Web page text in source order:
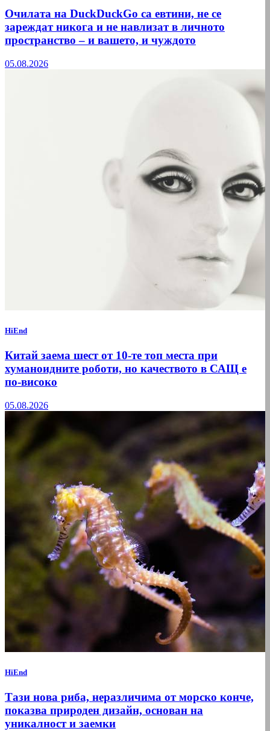
Очилата на DuckDuckGo са евтини, не се
зареждат никога и не навлизат в личното
пространство – и вашето, и чуждото
05.08.2026
HiEnd
Китай заема шест от 10-те топ места при
хуманоидните роботи, но качеството в САЩ е
по-високо
05.08.2026
HiEnd
Тази нова риба, неразличима от морско конче,
показва природен дизайн, основан на
уникалност и заемки